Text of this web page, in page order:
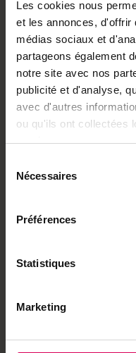
Les cookies nous
et les annonces, d'offrir
médias sociaux et
partageons également
notre site avec nos
publicité et d'analyse,
avec d'autres
ou qu'ils ont collectées
services.
Nécessaires
Préférences
Statistiques
Marketing
À lire aussi